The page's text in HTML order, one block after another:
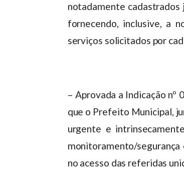
notadamente
fornecendo, inclusive, a
serviços solicitados por
– Aprovada a Indicação
que o Prefeito Municipal,
urgente e
monitoramento/
no acesso das referidas